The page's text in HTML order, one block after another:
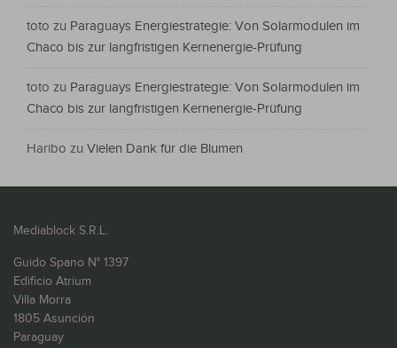
toto zu Paraguays Energiestrategie: Von Solarmodulen im
Chaco bis zur langfristigen Kernenergie-Prüfung
toto zu Paraguays Energiestrategie: Von Solarmodulen im
Chaco bis zur langfristigen Kernenergie-Prüfung
Haribo zu Vielen Dank für die Blumen
Mediablock S.R.L.
Guido Spano N° 1397
Edificio Atrium
Villa Morra
1805 Asunción
Paraguay